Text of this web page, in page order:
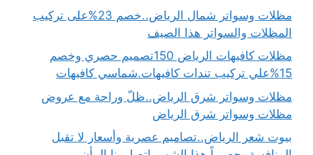
مظلات وسواتر شمال الرياض..خصم 23%على تركيب
المظلات والسواتر هذا الصيف
مظلات كافيهات الرياض 150تصميم حصري وخصم
15%علي تركيب تندات كافيهات.شماسي كافيهات
مظلات وسواتر شرق الرياض..ظلّ وراحة مع عروض
مظلات وسواتر شرق الرياض
بيوت شعر الرياض..تصاميم عصرية وأسعار لا تقبل